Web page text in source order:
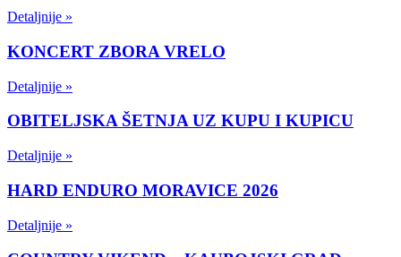
Detaljnije »
KONCERT ZBORA VRELO
Detaljnije »
OBITELJSKA ŠETNJA UZ KUPU I KUPICU
Detaljnije »
HARD ENDURO MORAVICE 2026
Detaljnije »